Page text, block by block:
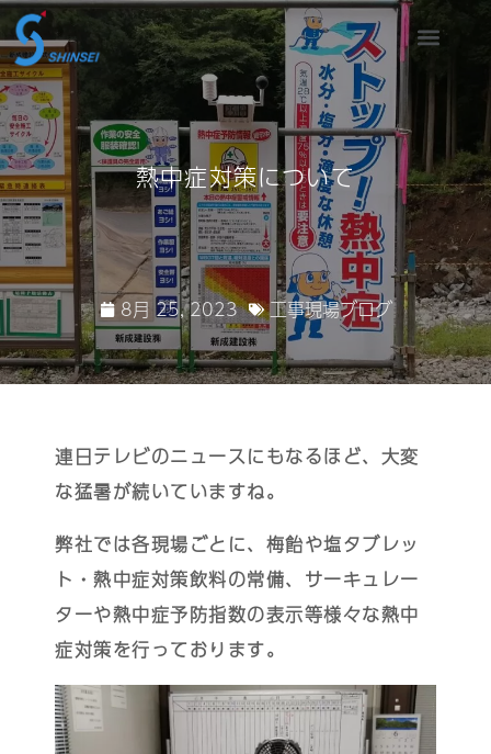
熱中症対策について
8月 25, 2023 工事現場ブログ
連日テレビのニュースにもなるほど、大変
な猛暑が続いていますね。
弊社では各現場ごとに、梅飴や塩タブレッ
ト・熱中症対策飲料の常備、サーキュレー
ターや熱中症予防指数の表示等様々な熱中
症対策を行っております。